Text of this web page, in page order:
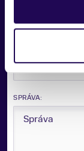
SPRÁVA: